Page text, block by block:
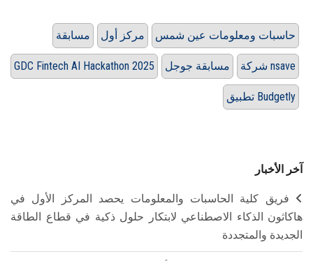
مسابقة مركز أول حاسبات ومعلومات عين شمس
GDC Fintech AI Hackathon 2025 مسابقة جوجل شركة nsave
تطبيق Budgetly
آخر الأخبار
فريق كلية الحاسبات والمعلومات يحصد المركز الأول في
هاكاثون الذكاء الاصطناعي لابتكار حلول ذكية في قطاع الطاقة
الجديدة والمتجددة